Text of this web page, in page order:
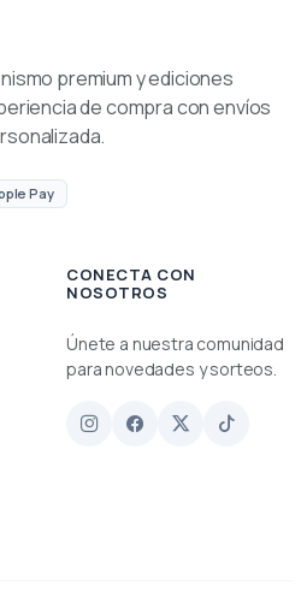
premium y ediciones
de compra con envíos
Pay
CONECTA CON
NOSOTROS
Únete a nuestra comunidad
para novedades y sorteos.